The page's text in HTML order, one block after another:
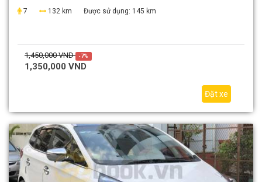
7
132 km Được sử dụng: 145 km
1,450,000 VND -7%
1,350,000 VND
Đặt xe